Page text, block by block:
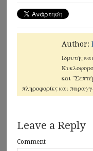
Author:
Ιδρυτής
και
πληροφορίες και
Leave a Reply
Comment